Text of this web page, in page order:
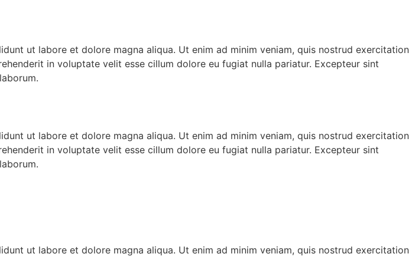
ut labore et dolore magna aliqua. Ut enim ad minim veniam, quis nostrud exercitation
in voluptate velit esse cillum dolore eu fugiat nulla pariatur. Excepteur sint
ut labore et dolore magna aliqua. Ut enim ad minim veniam, quis nostrud exercitation
in voluptate velit esse cillum dolore eu fugiat nulla pariatur. Excepteur sint
ut labore et dolore magna aliqua. Ut enim ad minim veniam, quis nostrud exercitation